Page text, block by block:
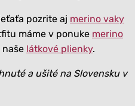
pozrite aj merino vaky
máme v ponuke merino
naše látkové plienky.
a ušité na Slovensku v